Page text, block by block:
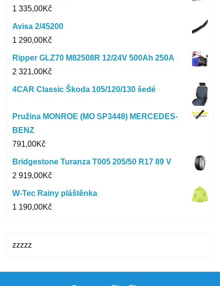
1 335,00Kč
Avisa 2/45200
1 290,00Kč
Ripper GLZ70 M82508R 12/24V 500Ah 250A
2 321,00Kč
4CAR Classic Škoda 105/120/130 šedé
Pružina MONROE (MO SP3448) MERCEDES-
BENZ
791,00Kč
Bridgestone Turanza T005 205/50 R17 89 V
2 919,00Kč
W-Tec Rainy pláštěnka
1 190,00Kč
zzzzz